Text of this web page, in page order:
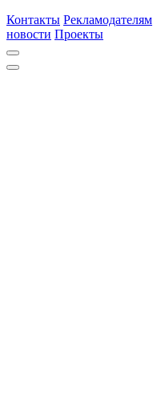
Контакты Рекламодателям
новости Проекты